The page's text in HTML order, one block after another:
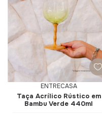
ENTRECASA
Taça Acrílico Rústico em
Bambu Verde 440ml